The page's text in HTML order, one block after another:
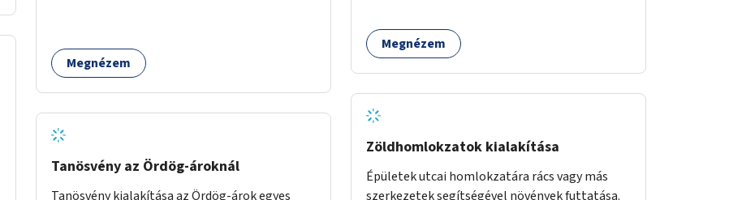
Megnézem
Tanösvény az Ördög-ároknál
Tanösvény kialakítása az Ördög-árok egyes
tollaslabdára, illetve lábteniszre is.
Megnézem
Zöldhomlokzatok kialakítása
Épületek utcai homlokzatára rács vagy más
szerkezetek segítségével növények futtatása.